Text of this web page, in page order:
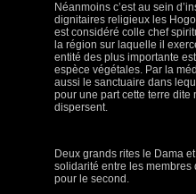
Néanmoins c’est au sein
dignitaires religieux les
est considéré colle chef
la région sur laquelle il
entité des plus importante
espèce végétales. Par la
aussi le sanctuaire dans
pour une part cette terre dite
dispersent.
Deux grands rites le Dama
solidarité entre les membres
pour le second.